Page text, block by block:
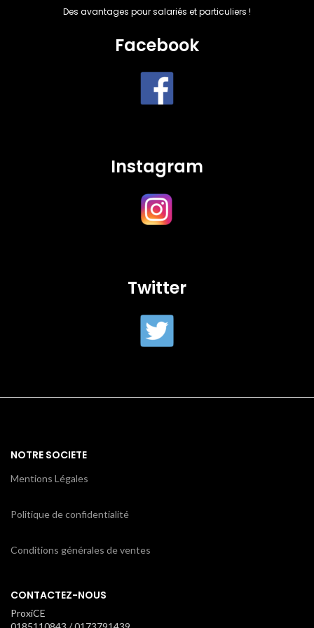
Des avantages pour salariés et particuliers !
Facebook
Instagram
Twitter
NOTRE SOCIETE
Mentions Légales
Politique de confidentialité
Conditions générales de ventes
CONTACTEZ-NOUS
ProxiCE